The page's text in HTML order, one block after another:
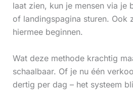
laat zien, kun je mensen via je
of landingspagina sturen. Ook
hiermee beginnen.
Wat deze methode krachtig
schaalbaar. Of je nu één
dertig per dag – het systeem